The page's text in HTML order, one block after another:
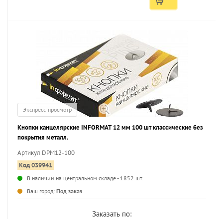
Экспресс-просмотр
Кнопки канцелярские INFORMAT 12 мм 100 шт классические без
покрытия металл.
Артикул DPM12-100
Код 039941
В наличии на центральном складе - 1852 шт.
Ваш город: Под заказ
Заказать по: